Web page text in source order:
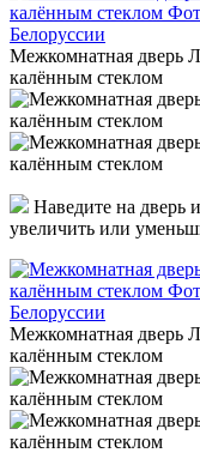
Межкомнатная дверь
калённым стеклом
Наведите на дверь
увеличить или
Межкомнатная дверь
калённым стеклом